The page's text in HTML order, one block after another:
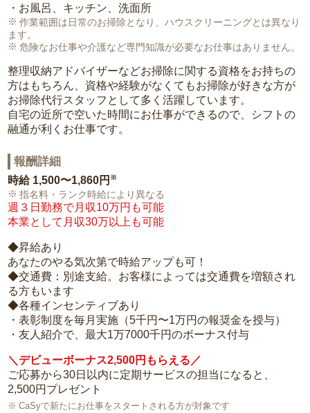
・お風呂、キッチン、洗面所
作業範囲は日常のお掃除となり、ハウスクリーニングとは異なり
ます。
危険なお仕事や介護など専門知識が必要なお仕事はありません。
整理収納アドバイザーなどお掃除に関する資格をお持ちの
方はもちろん、資格や経験がなくてもお掃除が好きな方が
お掃除代行スタッフとして多く活躍しています。
自宅の近所で空いた時間にお仕事ができるので、シフトの
融通が利くお仕事です。
報酬詳細
時給 1,500〜1,860円 ※
指名料・ランク時給により異なる
週３日勤務で月収10万円も可能
本業として月収30万以上も可能
◆昇給あり
あなたのやる気次第で時給アップも可！
◆交通費：別途支給。お客様によっては交通費を増額され
る方もいます
◆各種インセンティブあり
・表彰制度を毎月実施（5千円〜1万円の報奨金を授与）
・友人紹介で、最大1万7000千円のボーナス付与
＼デビューボーナス2,500円もらえる／
ご応募から30日以内に定期サービスの担当になると、
2,500円プレゼント
CaSyで新たにお仕事をスタートされる方が対象です